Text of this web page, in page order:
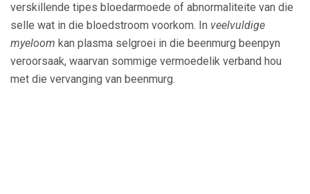
verskillende tipes bloedarmoede of abnormaliteite van die
selle wat in die bloedstroom voorkom. In veelvuldige
myeloom kan plasma selgroei in die beenmurg beenpyn
veroorsaak, waarvan sommige vermoedelik verband hou
met die vervanging van beenmurg.